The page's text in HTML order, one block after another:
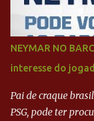
NEYMAR NO
interesse do
Pai de craque
PSG, pode ter